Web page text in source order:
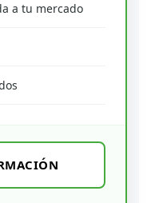
a tu mercado